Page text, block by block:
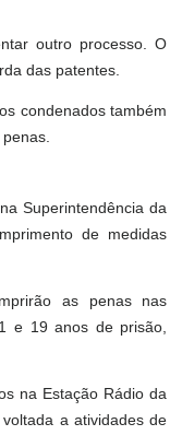
outro processo. O
das patentes.
condenados também
Superintendência da
de medidas
as penas nas
e 19 anos de prisão,
na Estação Rádio da
a atividades de